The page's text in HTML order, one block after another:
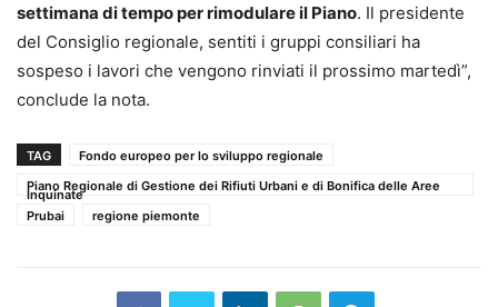
settimana di tempo per rimodulare il Piano. Il presidente
del Consiglio regionale, sentiti i gruppi consiliari ha
sospeso i lavori che vengono rinviati il prossimo martedì”,
conclude la nota.
TAG
Fondo europeo per lo sviluppo regionale
Piano Regionale di Gestione dei Rifiuti Urbani e di Bonifica delle Aree
Inquinate
Prubai
regione piemonte